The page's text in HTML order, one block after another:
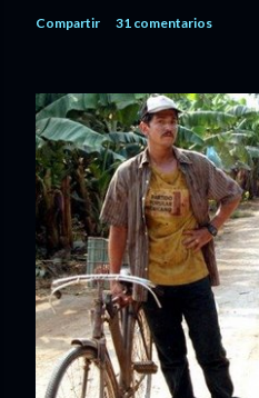
Compartir 31 comentarios